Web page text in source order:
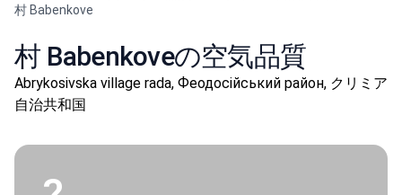
村 Babenkove
村 Babenkoveの空気品質
Abrykosivska village rada, Феодосійський район, クリミア
自治共和国